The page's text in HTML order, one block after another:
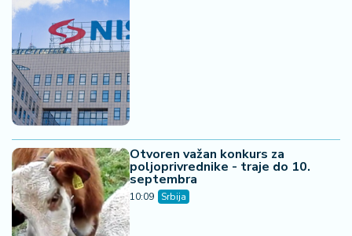
Otvoren važan konkurs za
poljoprivrednike - traje do 10.
septembra
10:09 Srbija